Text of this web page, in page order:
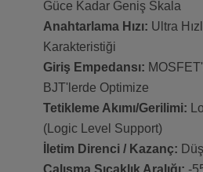
Güce Kadar Geniş Skala
Anahtarlama Hızı: Ultra
Karakteristiği
Giriş Empedansı:
BJT'lerde Optimize
Tetikleme Akımı/Gerilimi:
(Logic Level Support)
İletim Direnci / Kazanç:
Çalışma Sıcaklık Aralığı: -